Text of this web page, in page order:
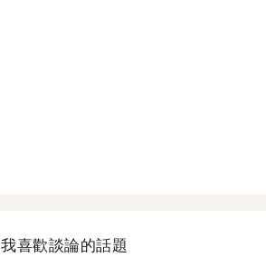
我喜歡談論的話題